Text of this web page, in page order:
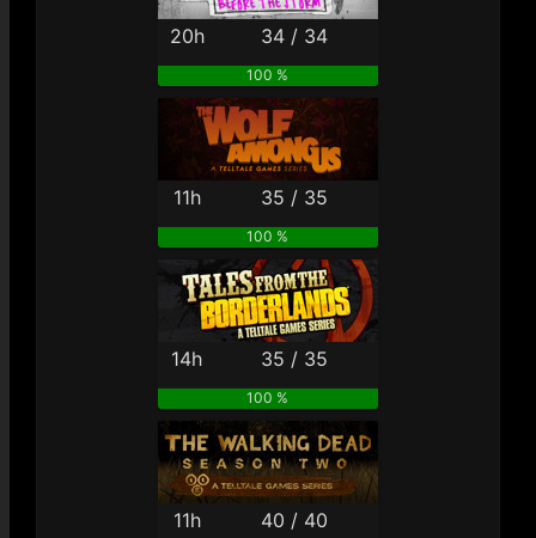
20h 34 / 34
100 %
11h 35 / 35
100 %
14h 35 / 35
100 %
11h 40 / 40